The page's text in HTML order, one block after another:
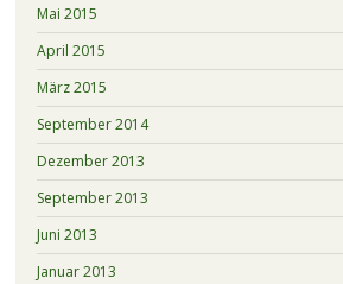
Mai 2015
April 2015
März 2015
September 2014
Dezember 2013
September 2013
Juni 2013
Januar 2013